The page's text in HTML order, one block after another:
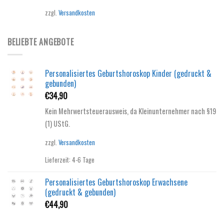
zzgl. Versandkosten
BELIEBTE ANGEBOTE
Personalisiertes Geburtshoroskop Kinder (gedruckt &
gebunden)
€34,90
Kein Mehrwertsteuerausweis, da Kleinunternehmer nach §19
(1) UStG.
zzgl. Versandkosten
Lieferzeit: 4-6 Tage
Personalisiertes Geburtshoroskop Erwachsene
(gedruckt & gebunden)
€44,90